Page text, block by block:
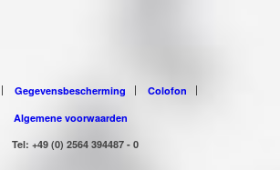
Gegevensbescherming
Colofon
Algemene voorwaarden
Tel: +49 (0) 2564 394487 - 0